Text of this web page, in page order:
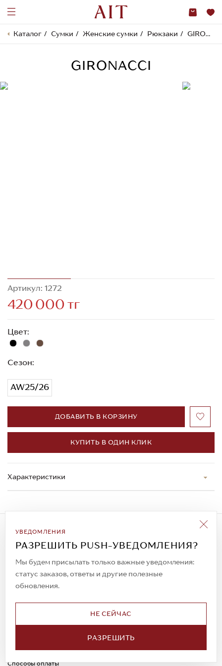
Каталог Сумки Женские сумки Рюкзаки GIRONACCI
GIRONACCI
Артикул: 1272
420 000 тг
Цвет:
Сезон:
AW25/26
ДОБАВИТЬ В КОРЗИНУ
КУПИТЬ В ОДИН КЛИК
Характеристики
УВЕДОМЛЕНИЯ
РАЗРЕШИТЬ PUSH-УВЕДОМЛЕНИЯ?
Мы будем присылать только важные уведомления:
статус заказов, ответы и другие полезные
обновления.
НЕ СЕЙЧАС
РАЗРЕШИТЬ
Подписаться на рассылку
Всегда будьте в курсе новых акций и
спецпредложений!
© 2023. AIT Shoes
Все права защищены
Доставка
Способы оплаты
Обмен и возврат
Каспи-Ред